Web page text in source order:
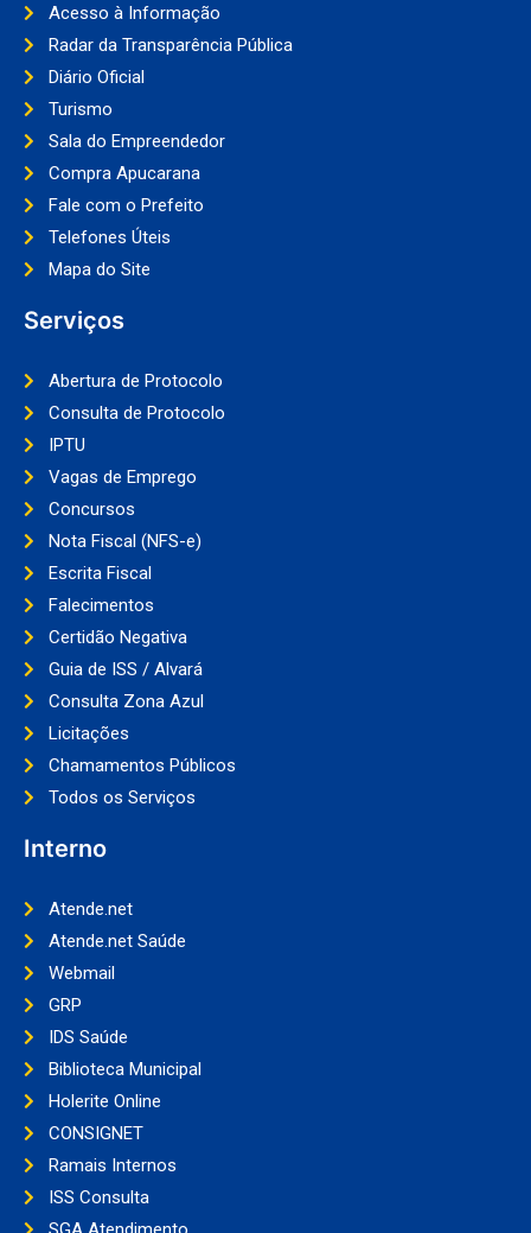
Acesso à Informação
Radar da Transparência Pública
Diário Oficial
Turismo
Sala do Empreendedor
Compra Apucarana
Fale com o Prefeito
Telefones Úteis
Mapa do Site
Serviços
Abertura de Protocolo
Consulta de Protocolo
IPTU
Vagas de Emprego
Concursos
Nota Fiscal (NFS-e)
Escrita Fiscal
Falecimentos
Certidão Negativa
Guia de ISS / Alvará
Consulta Zona Azul
Licitações
Chamamentos Públicos
Todos os Serviços
Interno
Atende.net
Atende.net Saúde
Webmail
GRP
IDS Saúde
Biblioteca Municipal
Holerite Online
CONSIGNET
Ramais Internos
ISS Consulta